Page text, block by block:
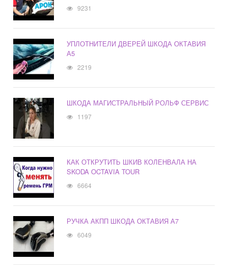
9231
УПЛОТНИТЕЛИ ДВЕРЕЙ ШКОДА ОКТАВИЯ
А5
2219
ШКОДА МАГИСТРАЛЬНЫЙ РОЛЬФ СЕРВИС
1197
КАК ОТКРУТИТЬ ШКИВ КОЛЕНВАЛА НА
SKODA OCTAVIA TOUR
6664
РУЧКА АКПП ШКОДА ОКТАВИЯ А7
6049